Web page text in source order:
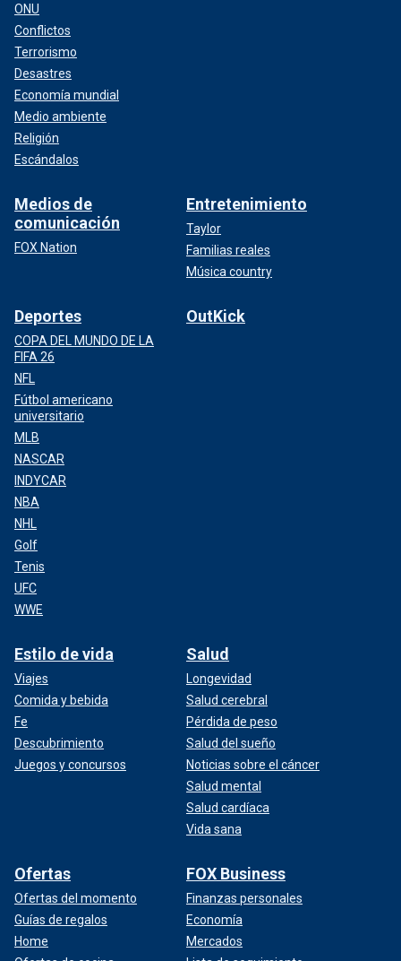
ONU
Conflictos
Terrorismo
Desastres
Economía mundial
Medio ambiente
Religión
Escándalos
Medios de
comunicación
FOX Nation
Entretenimiento
Taylor
Familias reales
Música country
Deportes
COPA DEL MUNDO DE LA
FIFA 26
NFL
Fútbol americano
universitario
MLB
NASCAR
INDYCAR
NBA
NHL
Golf
Tenis
UFC
WWE
OutKick
Estilo de vida
Viajes
Comida y bebida
Fe
Descubrimiento
Juegos y concursos
Salud
Longevidad
Salud cerebral
Pérdida de peso
Salud del sueño
Noticias sobre el cáncer
Salud mental
Salud cardíaca
Vida sana
Ofertas
Ofertas del momento
Guías de regalos
Home
FOX Business
Finanzas personales
Economía
Mercados